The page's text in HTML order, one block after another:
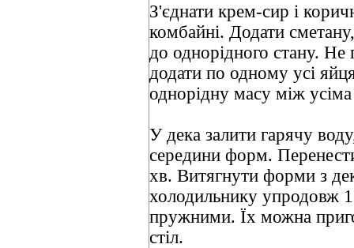
З'єднати крем-сир і
комбайні. Додати
до однорідного стану.
додати по одному усі
однорідну масу між
У дека залити гарячу
середини форм.
хв. Витягнути форми з
холодильнику упродовж
пружними. Їх можна
стіл.